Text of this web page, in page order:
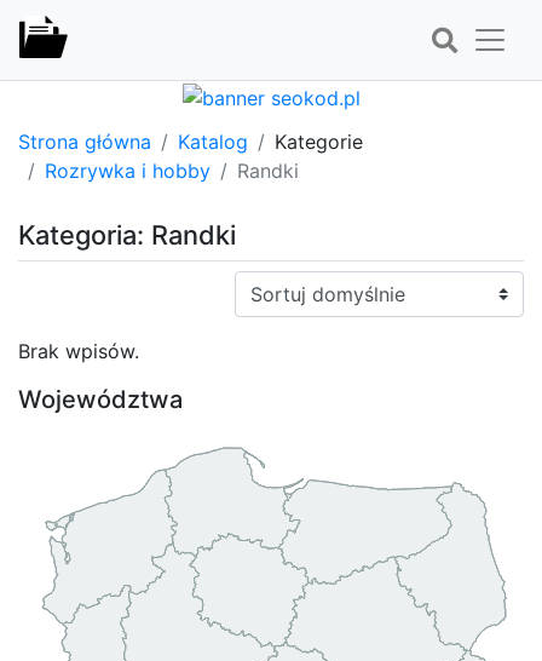
Strona główna Katalog
Kategorie
Rozrywka i hobby
Randki
Kategoria: Randki
Sortuj:
Brak wpisów.
Województwa